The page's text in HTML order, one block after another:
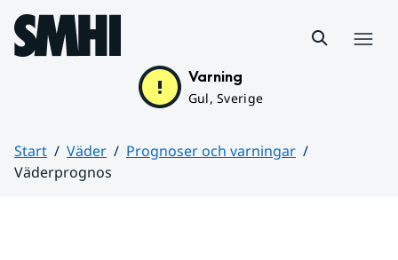
Hoppa till sidans innehåll
Varning
Gul, Sverige
Start Väder
Prognoser och varningar
Väderprognos